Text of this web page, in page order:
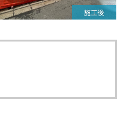
施工後